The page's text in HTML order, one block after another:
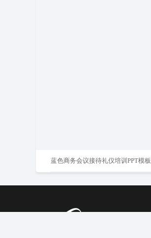
蓝色商务会议接待礼仪培训PPT模板